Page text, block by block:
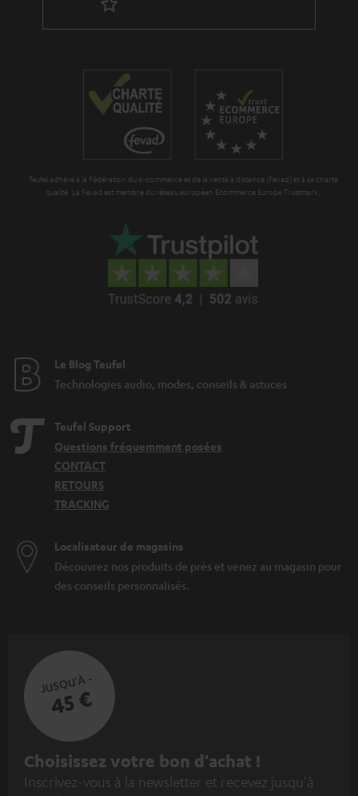
a
r
i
Teufel adhère à la Fédération du e-commerce et de la vente à distance (Fevad) et à sa charte
qualité. La Fevad est membre du réseau européen Ecommerce Europe Trustmark.
Le Blog Teufel
Technologies audio, modes, conseils & astuces
Teufel Support
Questions fréquemment posées
CONTACT
RETOURS
TRACKING
Localisateur de magasins
Découvrez nos produits de près et venez au magasin pour
des conseils personnalisés.
JUSQU'À -
45 €
I
n
Choisissez votre bon d'achat !
Inscrivez-vous à la newsletter et recevez jusqu'à